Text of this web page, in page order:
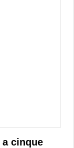
cinque